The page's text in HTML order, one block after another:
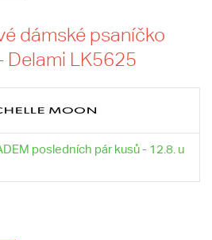
dámské psaníčko
Delami LK5625
posledních pár kusů - 12.8. u